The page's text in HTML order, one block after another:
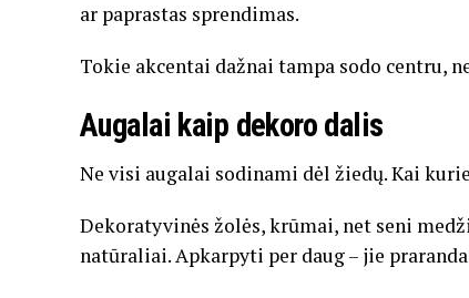
ar paprastas sprendimas.
Tokie akcentai dažnai tampa sodo centru,
Augalai kaip dekoro dalis
Ne visi augalai sodinami dėl žiedų. Kai
Dekoratyvinės žolės, krūmai, net seni
natūraliai. Apkarpyti per daug – jie